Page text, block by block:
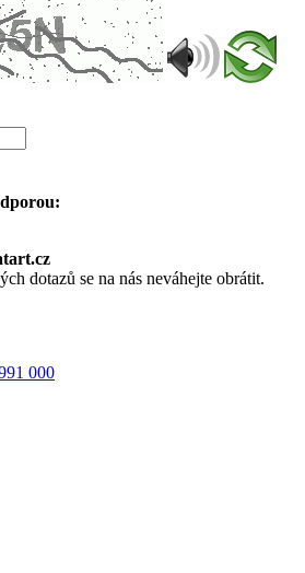
dotazů se na nás neváhejte obrátit.
000